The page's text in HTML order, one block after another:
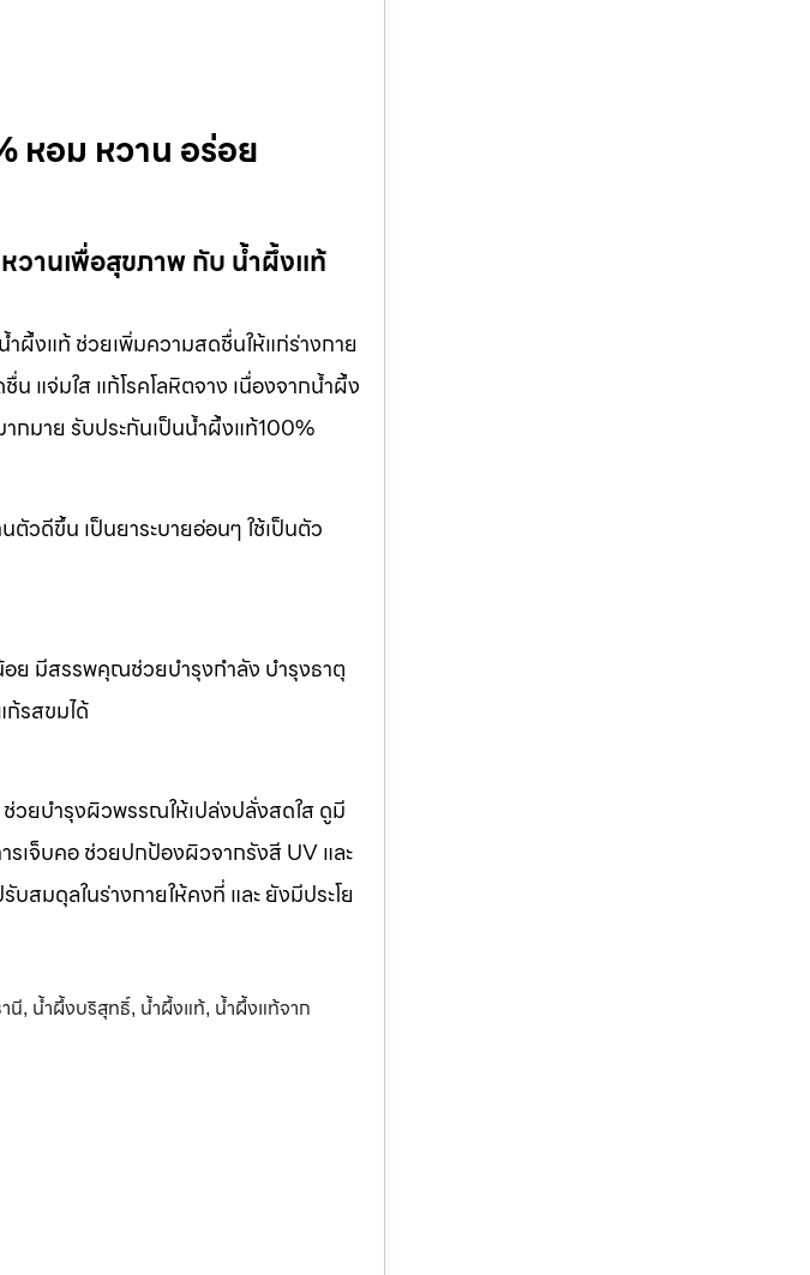
หอม หวาน อร่อย
วานเพื่อสุขภาพ กับ น้ำผึ้งแท้
ผึ้งแท้ ช่วยเพิ่มความสดชื่นให้แก่ร่างกาย
แจ่มใส แก้โรคโลหิตจาง เนื่องจากน้ำผึ้ง
กมาย รับประกันเป็นน้ำผึ้งแท้100%
วดีขึ้น เป็นยาระบายอ่อนๆ ใช้เป็นตัว
อย มีสรรพคุณช่วยบำรุงกำลัง บำรุงธาตุ
รสขมได้
วยบำรุงผิวพรรณให้เปล่งปลั่งสดใส ดูมี
รเจ็บคอ ช่วยปกป้องผิวจากรังสี UV และ
สมดุลในร่างกายให้คงที่ และ ยังมีประโย
นี, น้ำผึ้งบริสุทธิ์, น้ำผึ้งแท้, น้ำผึ้งแท้จาก